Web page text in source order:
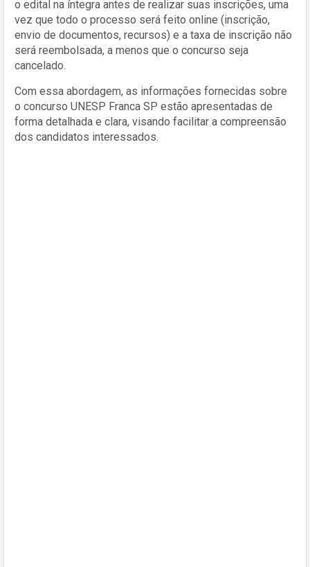
o edital na íntegra antes de realizar suas inscrições, uma
vez que todo o processo será feito online (inscrição,
envio de documentos, recursos) e a taxa de inscrição não
será reembolsada, a menos que o concurso seja
cancelado.
Com essa abordagem, as informações fornecidas sobre
o concurso UNESP Franca SP estão apresentadas de
forma detalhada e clara, visando facilitar a compreensão
dos candidatos interessados.